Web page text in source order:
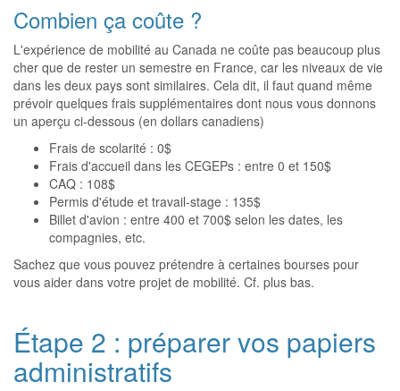
Combien ça coûte ?
L'expérience de mobilité au Canada ne coûte pas beaucoup plus
cher que de rester un semestre en France, car les niveaux de vie
dans les deux pays sont similaires. Cela dit, il faut quand même
prévoir quelques frais supplémentaires dont nous vous donnons
un aperçu ci-dessous (en dollars canadiens)
Frais de scolarité : 0$
Frais d'accueil dans les CEGEPs : entre 0 et 150$
CAQ : 108$
Permis d'étude et travail-stage : 135$
Billet d'avion : entre 400 et 700$ selon les dates, les
compagnies, etc.
Sachez que vous pouvez prétendre à certaines bourses pour
vous aider dans votre projet de mobilité. Cf. plus bas.
Étape 2 : préparer vos papiers
administratifs